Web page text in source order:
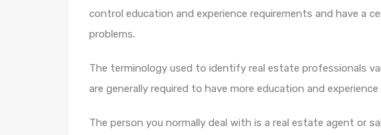
control education and experience requirements and have a
problems.
The terminology used to identify real estate professionals
are generally required to have more education and
The person you normally deal with is a real estate agent or